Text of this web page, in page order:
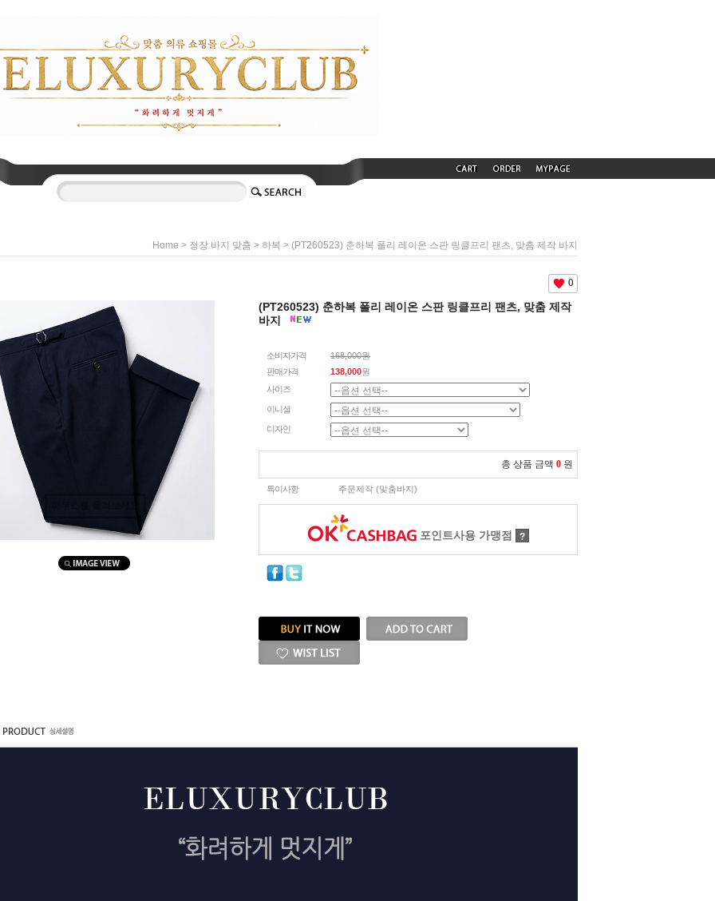
Home > 정장 바지 맞춤 > 하복 > (PT260523) 춘하복 폴리 레이온 스판 링클프리 팬츠, 맞춤 제작 바지
0
(PT260523) 춘하복 폴리 레이온 스판 링클프리 팬츠, 맞춤 제작
바지
소비자가격
168,000원
판매가격
138,000원
사이즈
이니셜
디자인
총 상품 금액 0 원
특이사항 주문제작 (맞춤바지)
포인트사용 가맹점 ?